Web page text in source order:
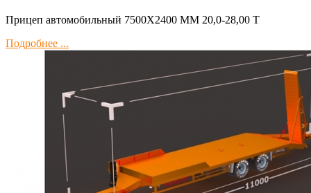
Прицеп автомобильный 7500Х2400 ММ 20,0-28,00 Т
Подробнее ...